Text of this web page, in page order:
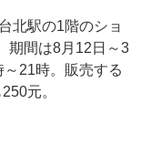
北駅の1階のショ
期間は8月12日～3
21時。販売する
元。